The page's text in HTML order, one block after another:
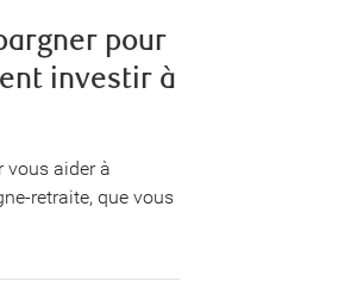
pour
investir à
vous aider à
retraite, que vous